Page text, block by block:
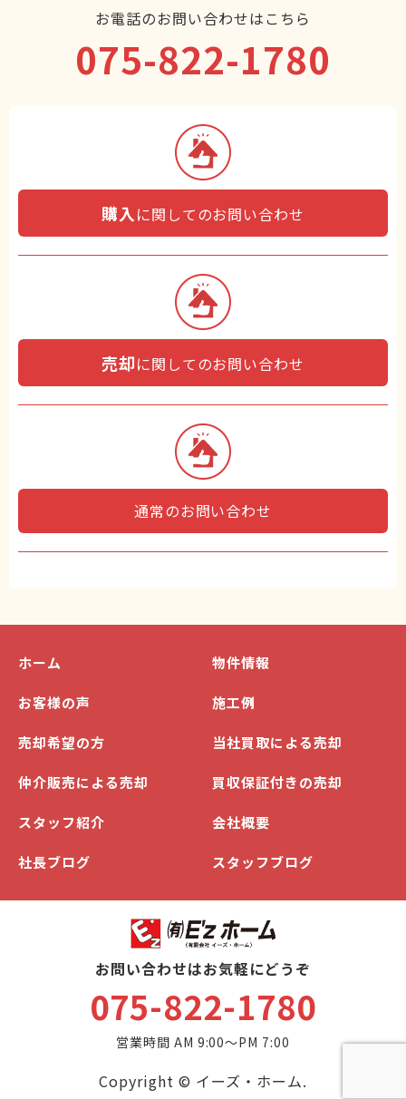
お電話のお問い合わせはこちら
075-822-1780
購入 に関してのお問い合わせ
売却に関してのお問い合わせ
通常のお問い合わせ
ホーム 物件情報
お客様の声 施工例
売却希望の方 当社買取による売却
仲介販売による売却 買収保証付きの売却
スタッフ紹介 会社概要
社長ブログ スタッフブログ
お問い合わせはお気軽にどうぞ
075-822-1780
営業時間 AM 9:00～PM 7:00
Copyright © イーズ・ホーム.